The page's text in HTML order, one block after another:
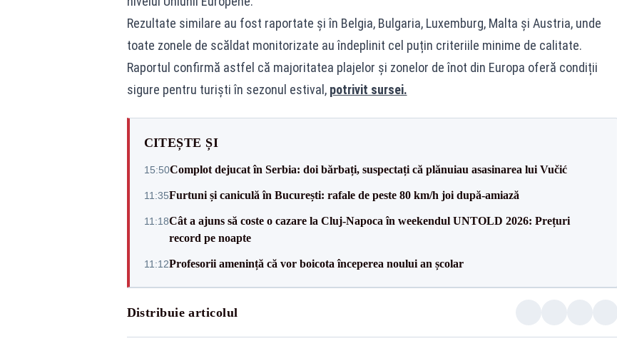
Rezultate similare au fost raportate și în Belgia, Bulgaria, Luxemburg, Malta și Austria, unde
toate zonele de scăldat monitorizate au îndeplinit cel puțin criteriile minime de calitate.
Raportul confirmă astfel că majoritatea plajelor și zonelor de înot din Europa oferă condiții
sigure pentru turiști în sezonul estival, potrivit sursei.
CITEȘTE ȘI
15:50Complot dejucat în Serbia: doi bărbați, suspectați că plănuiau asasinarea lui Vučić
11:35Furtuni și caniculă în București: rafale de peste 80 km/h joi după-amiază
11:18Cât a ajuns să coste o cazare la Cluj-Napoca în weekendul UNTOLD 2026: Prețuri
record pe noapte
11:12Profesorii amenință că vor boicota începerea noului an școlar
Distribuie articolul